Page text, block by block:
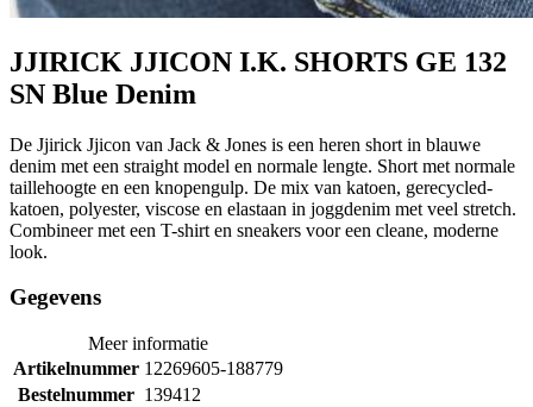
JJIRICK JJICON I.K. SHORTS GE 132
SN Blue Denim
De Jjirick Jjicon van Jack & Jones is een heren short in blauwe
denim met een straight model en normale lengte. Short met normale
taillehoogte en een knopengulp. De mix van katoen, gerecycled-
katoen, polyester, viscose en elastaan in joggdenim met veel stretch.
Combineer met een T-shirt en sneakers voor een cleane, moderne
look.
Gegevens
Meer informatie
Artikelnummer 12269605-188779
Bestelnummer 139412